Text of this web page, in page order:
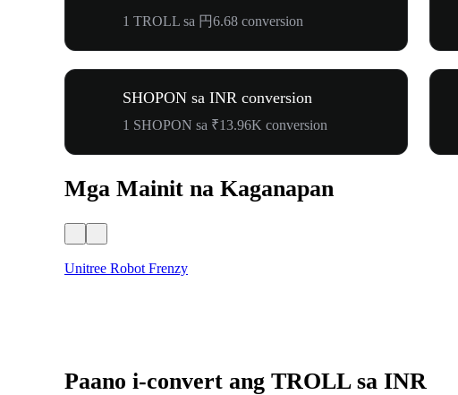
1 TROLL sa 円6.68 conversion
SHOPON sa INR conversion
1 SHOPON sa ₹13.96K conversion
Mga Mainit na Kaganapan
Unitree Robot Frenzy
Paano i-convert ang TROLL sa INR